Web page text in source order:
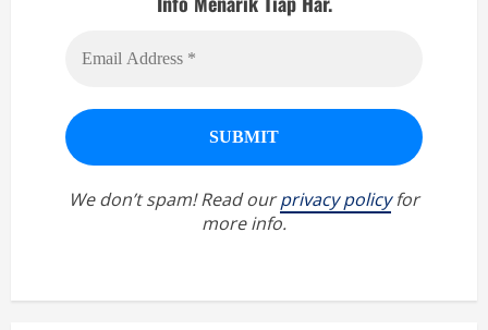
We don’t spam! Read ourprivacy policyfor
more info.